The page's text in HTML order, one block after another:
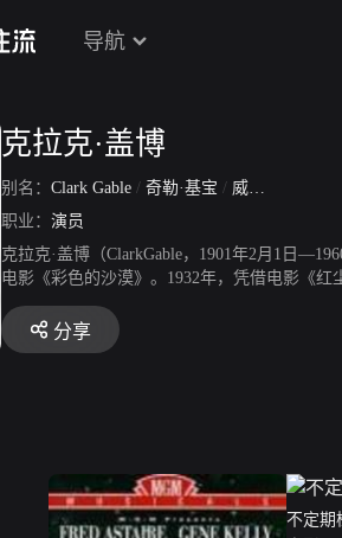
导航
克拉克·盖博
别名： Clark Gable / 奇勒·基宝 / 威廉·克拉克·盖博
职业： 演员
克拉克·盖博（ClarkGable，1901年2月1日
电影《彩色的沙漠》。1932年，凭借电影《
金像奖最佳男主角奖。1938年，他被评选为“
斯卡奖最佳男主角提名。1945年，主演维克
获得第16届美国电影金球奖最佳男主角提名
分享
不定期